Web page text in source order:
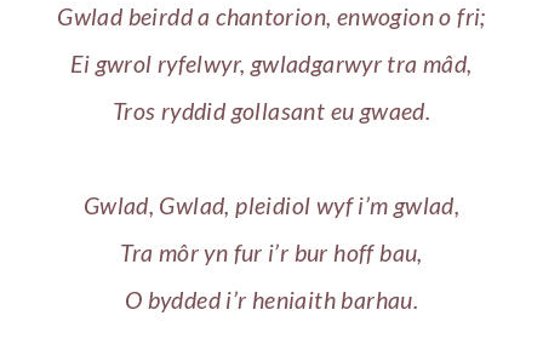
Gwlad beirdd a chantorion, enwogion o fri;
Ei gwrol ryfelwyr, gwladgarwyr tra mâd,
Tros ryddid gollasant eu gwaed.
Gwlad, Gwlad, pleidiol wyf i’m gwlad,
Tra môr yn fur i’r bur hoff bau,
O bydded i’r heniaith barhau.